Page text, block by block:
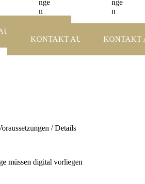
nge
n
KONTAKT AUFNEHMEN
nge
n
KONTAKT
/ Details
müssen digital vorliegen